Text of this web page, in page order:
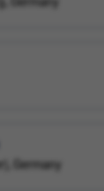
Germany